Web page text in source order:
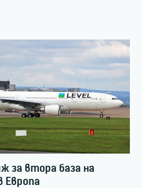
за втора база на
Европа